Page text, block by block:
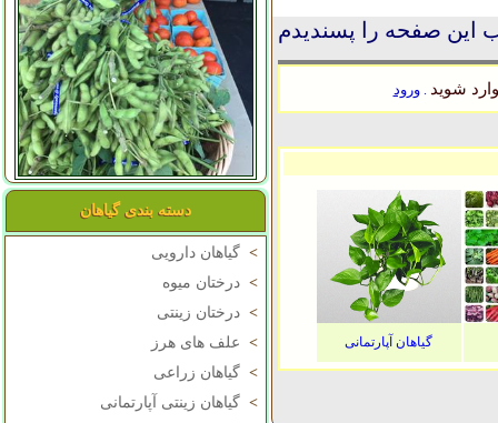
دسته بندی گیاهان
> گیاهان دارویی
> درختان میوه
> درختان زینتی
> علف های هرز
> گیاهان زراعی
> گیاهان زینتی آپارتمانی
این صفحه را پسندیدم
شوید .ورود
گیاهان آپارتمانی